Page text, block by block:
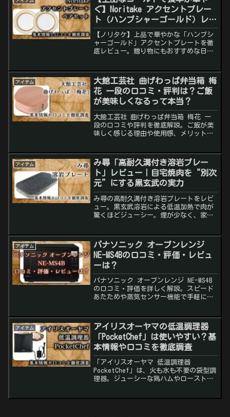
ぐ】Noritake アクセントプレー
ト（ハンプシャーゴールド）レビ
ュー｜贈り物にもぴったりな高級
感
【ノリタケ】上品で華やかな「ハンプシ
ャーゴールド」アクセントプレートを徹
底レビュー。贈り物にもおすすめな日本
アイテム
大館工芸社 曲げわっぱ弁当箱 梅
花 一段の口コミ・評判は？ご飯
が美味しくなるって本当？
大館工芸社 曲げわっぱ弁当箱 梅花 一
段の口コミや評判を徹底解説。ご飯が美
味しく感じる理由や使用感、メリット・
アイテム
み尋「高耐久溝付き溶岩プレー
ト」レビュー｜自宅焼肉を“別次
元”にする黒玄武の実力
み尋の高耐久溝付き溶岩プレートをレビ
ュー。黒玄武溶岩による低温加熱で肉が
驚くほどジューシー。煙が少なく、家庭
アイテム
パナソニック オーブンレンジ
NE-MS4Bの口コミ・評価・レビュ
ーは？
パナソニック オーブンレンジ NE-MS4B
の口コミ・評価を詳しく解説。スピード
あたためや蒸気センサー機能で手軽に料
介しています。
アイテム
アイリスオーヤマの低温調理器
「PocketChef」は使いやすい？基
本情報や口コミを徹底調査
「アイリスオーヤマ 低温調理器
PocketChef」は、火も水も不要の袋型調
理器。ジューシーな鶏ハムやローストビ